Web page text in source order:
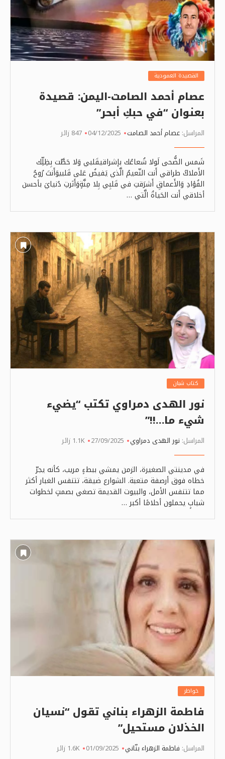
القصيدة العمودية
عصام أحمد الصامت-اليمن: قصيدة
بعنوان “في حبكِ أبحر”
المراسل: عصام أحمد الصامت 04/12/2025 847 زائر
شَمس الضُّحى لَولا شُعاعُك بإشراقيقَلبي وَلا حَطَّت بِظِلِّك
الأَملاكُ طراقي أَنت النّعيمُ الَّذي يَفيضُ عَلى قَلبيوَأَنتَ رُوحُ
الفُؤادِ وَالأَعماقِ أَشرَقتِ في قَلبِي بِلا مِنَّةٍوَأَنَرتِ دُنيايَ بأحسن
أخلاقي أَنت الحَياةُ الَّتي …
كتاب شبان
نور الهدى دمراوي تكتب “يضيء
شيء ما…!!”
المراسل: نور الهدى دمراوي 27/09/2025 1.1K زائر
في مدينتي الصغيرة، الزمن يمشي ببطءٍ مريب، كأنه يجرّ
خطاه فوق أرصفة متعبة. الشوارع ضيقة، تتنفس الغبار أكثر
مما تتنفس الأمل، والبيوت القديمة تصغي بصمتٍ لخطوات
شبابٍ يحملون أحلامًا أكبر …
خواطر
فاطمة الزهراء بناني تقول “نسيان
الخذلان مستحيل”
المراسل: فاطمة الزهراء بنّاني 01/09/2025 1.6K زائر